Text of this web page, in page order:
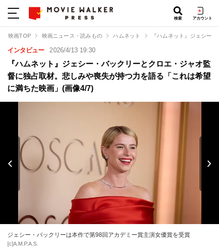
検索 アカウント
映画TOP 映画ニュース・読みもの ハムネット 『ハムネット』ジェシー
インタビュー 2026/4/13 19:30
『ハムネット』ジェシー・バックリーとクロエ・ジャオ監
督に独占取材。悲しみや喪失が持つ力を語る「これは希望
に満ちた映画」(画像4/7)
ジェシー・バックリーは本作で第98回アカデミー賞主演女優賞を受賞
[c]A.M.P.A.S.